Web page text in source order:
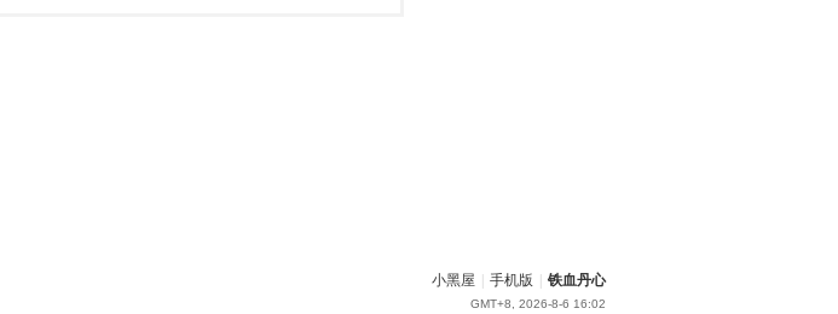
小黑屋 手机版 铁血丹心
GMT+8, 2026-8-6 16:02